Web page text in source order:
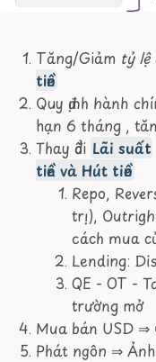
Tăng/Giảm tỷ lệ
tiền
Quy định hành
hạn 6 tháng ,
Thay đổi Lãi suất
tiền và Hút tiền
Repo,
trị),
cách mua
Lending:
QE - OT -
trường mở
Mua bán USD ⇒
Phát ngôn ⇒